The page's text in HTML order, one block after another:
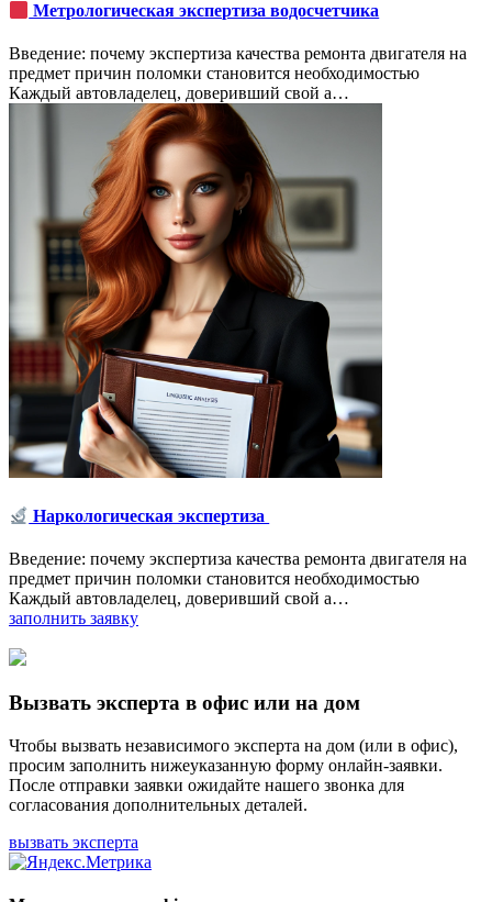
Метрологическая экспертиза водосчетчика
Введение: почему экспертиза качества ремонта двигателя на
предмет причин поломки становится необходимостью
Каждый автовладелец, доверивший свой а…
Наркологическая экспертиза
Введение: почему экспертиза качества ремонта двигателя на
предмет причин поломки становится необходимостью
Каждый автовладелец, доверивший свой а…
заполнить заявку
Вызвать эксперта в офис или на дом
Чтобы вызвать независимого эксперта на дом (или в офис),
просим заполнить нижеуказанную форму онлайн-заявки.
После отправки заявки ожидайте нашего звонка для
согласования дополнительных деталей.
вызвать эксперта